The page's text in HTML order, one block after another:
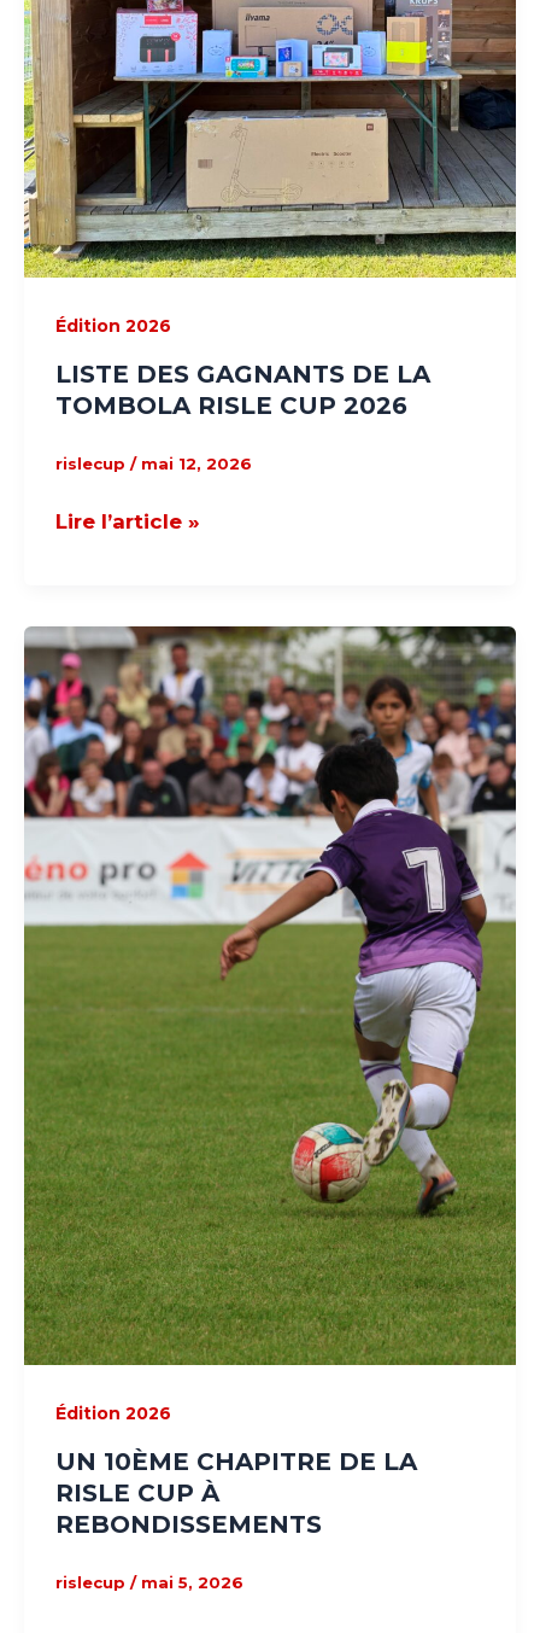
Édition 2026
LISTE DES GAGNANTS DE LA
TOMBOLA RISLE CUP 2026
rislecup / mai 12, 2026
CUP
2026
Lire l’article »
Édition 2026
UN 10ÈME CHAPITRE DE LA
RISLE CUP À
REBONDISSEMENTS
rislecup / mai 5, 2026
UN
10ÈME
CHAPITRE
DE
LA
RISLE
À
REBONDISSEMENTS